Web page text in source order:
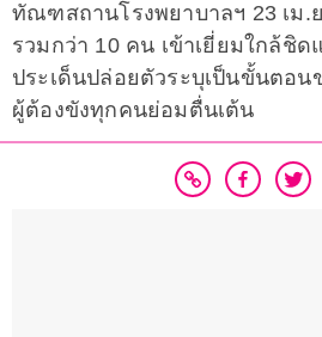
ทัณฑสถานโรงพยาบาลฯ 23 เม.
รวมกว่า 10 คน เข้าเยี่ยมใกล้ชิ
ประเด็นปล่อยตัวระบุเป็นขั้นตอ
ผู้ต้องขังทุกคนย่อมตื่นเต้น